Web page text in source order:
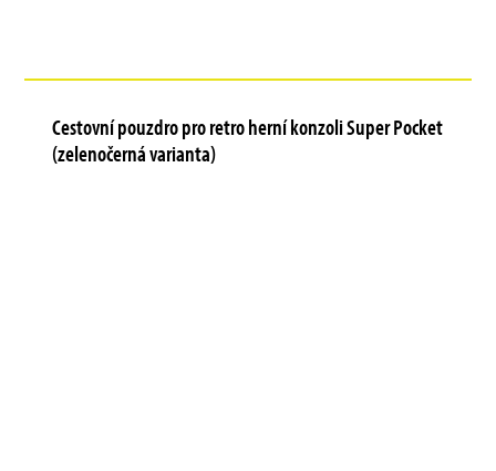
Cestovní pouzdro pro retro herní konzoli Super Pocket
(zelenočerná varianta)